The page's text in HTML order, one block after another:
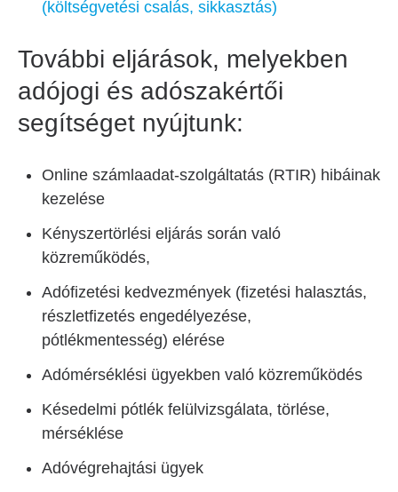
(költségvetési csalás, sikkasztás)
További eljárások, melyekben
adójogi és adószakértői
segítséget nyújtunk:
Online számlaadat-szolgáltatás (RTIR) hibáinak
kezelése
Kényszertörlési eljárás során való
közreműködés,
Adófizetési kedvezmények (fizetési halasztás,
részletfizetés engedélyezése,
pótlékmentesség) elérése
Adómérséklési ügyekben való közreműködés
Késedelmi pótlék felülvizsgálata, törlése,
mérséklése
Adóvégrehajtási ügyek